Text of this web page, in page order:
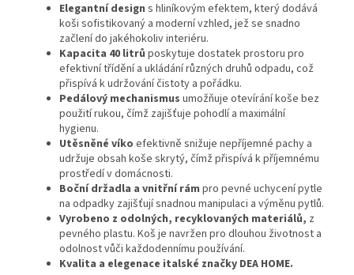
Elegantní design s hliníkovým efektem, který dodává
koši sofistikovaný a moderní vzhled, jež se snadno
začlení do jakéhokoliv interiéru.
Kapacita 40 litrů poskytuje dostatek prostoru pro
efektivní třídění a ukládání různých druhů odpadu, což
přispívá k udržování čistoty a pořádku.
Pedálový mechanismus umožňuje otevírání koše bez
použití rukou, čímž zajišťuje pohodlí a maximální
hygienu.
Utěsněné víko efektivně snižuje nepříjemné pachy a
udržuje obsah koše skrytý, čímž přispívá k příjemnému
prostředí v domácnosti.
Boční držadla a vnitřní rám pro pevné uchycení pytle
na odpadky zajišťují snadnou manipulaci a výměnu pytlů.
Vyrobeno z odolných, recyklovaných materiálů, z
pevného plastu. Koš je navržen pro dlouhou životnost a
odolnost vůči každodennímu používání.
Kvalita a elegenace italské značky DEA HOME.